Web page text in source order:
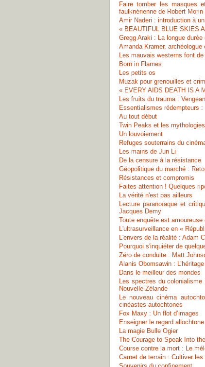
Faire tomber les masques
faulknérienne de Robert Morin
Amir Naderi : introduction à
« BEAUTIFUL BLUE SKIES
Gregg Araki : La longue
Amanda Kramer,
Les mauvais westerns font
Born in Flames
Les petits os
Muzak pour grenouilles et
« EVERY AIDS DEATH IS A
Les fruits du trauma :
Essentialismes rédempteurs
Au tout début
Twin Peaks et les
Un louvoiement
Refuges souterrains du
Les mains de Jun Li
De la censure à la résistance
Géopolitique du marché :
Résistances et compromis
Faites attention ! Quelques
La vérité n'est pas ailleurs
Lecture paranoïaque et
Jacques Demy
Toute enquête est
L'ultrasurveillance en «
L'envers de la réalité : Adam
Pourquoi s'inquiéter de
Zéro de conduite : Matt
Alanis Obomsawin :
Dans le meilleur des mondes
Les spectres du
Nouvelle-Zélande
Le nouveau cinéma
cinéastes autochtones
Fox Maxy : Un flot d’images
Enseigner le regard
La magie Bulle Ogier
The Courage to Speak Into
Course contre la mort : Le
Carnet de terrain : Cultiver